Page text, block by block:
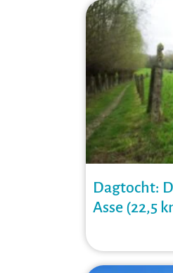
Dagtocht:
Asse (22,5